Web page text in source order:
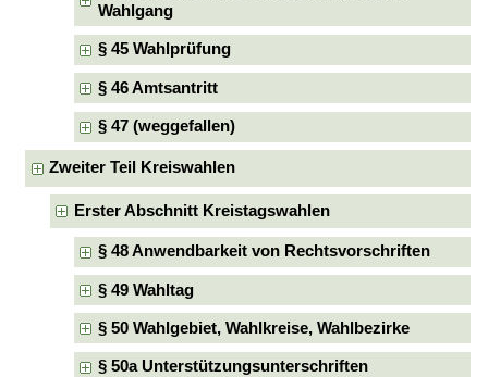
Wahlgang
§ 45 Wahlprüfung
§ 46 Amtsantritt
§ 47 (weggefallen)
Zweiter Teil Kreiswahlen
Erster Abschnitt Kreistagswahlen
§ 48 Anwendbarkeit von Rechtsvorschriften
§ 49 Wahltag
§ 50 Wahlgebiet, Wahlkreise, Wahlbezirke
§ 50a Unterstützungsunterschriften